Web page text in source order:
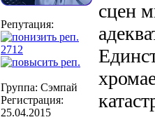
Репутация:
2712
Группа: Сэмпай
Регистрация:
25.04.2015
сцен